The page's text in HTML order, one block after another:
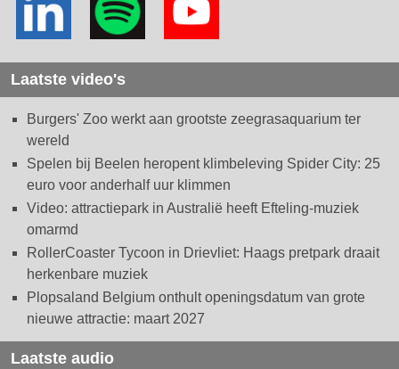
Laatste video's
Burgers' Zoo werkt aan grootste zeegrasaquarium ter
wereld
Spelen bij Beelen heropent klimbeleving Spider City: 25
euro voor anderhalf uur klimmen
Video: attractiepark in Australië heeft Efteling-muziek
omarmd
RollerCoaster Tycoon in Drievliet: Haags pretpark draait
herkenbare muziek
Plopsaland Belgium onthult openingsdatum van grote
nieuwe attractie: maart 2027
Laatste audio